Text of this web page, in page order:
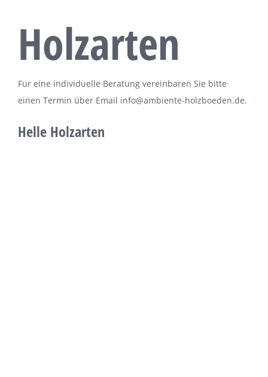
Holzarten
Für eine individuelle Beratung vereinbaren Sie bitte
einen Termin über Email info@ambiente-holzboeden.de.
Helle Holzarten